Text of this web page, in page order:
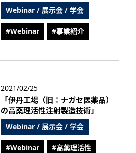
Webinar / 展示会 / 学会
#Webinar #事業紹介
2021/02/25
「伊丹工場（旧：ナガセ医薬品）
の高薬理活性注射製造技術」
Webinar / 展示会 / 学会
#Webinar
#高薬理活性